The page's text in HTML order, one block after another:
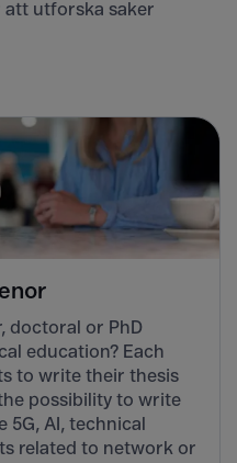
utforska saker
doctoral or PhD
education? Each
to write their thesis
possibility to write
AI, technical
related to network or